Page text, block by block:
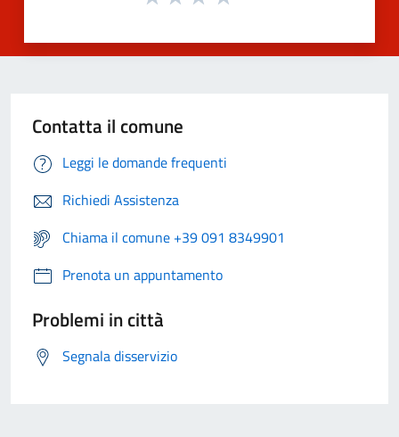
Contatta il comune
Leggi le domande frequenti
Richiedi Assistenza
Chiama il comune +39 091 8349901
Prenota un appuntamento
Problemi in città
Segnala disservizio